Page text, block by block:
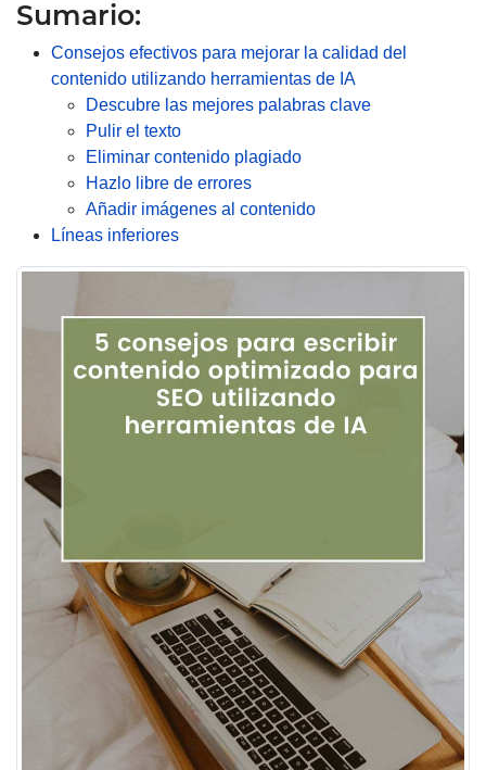
Sumario:
Consejos efectivos para mejorar la calidad del
contenido utilizando herramientas de IA
Descubre las mejores palabras clave
Pulir el texto
Eliminar contenido plagiado
Hazlo libre de errores
Añadir imágenes al contenido
Líneas inferiores